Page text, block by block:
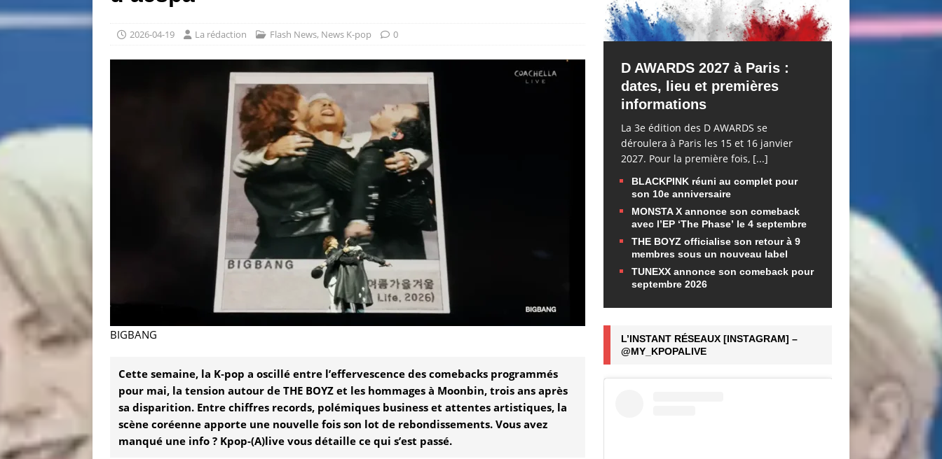
2026-04-19 La rédaction Flash News, News K-pop 0
BIGBANG
Cette semaine, la K‑pop a oscillé entre l’effervescence des comebacks programmés
pour mai, la tension autour de THE BOYZ et les hommages à Moonbin, trois ans après
sa disparition. Entre chiffres records, polémiques business et attentes artistiques, la
scène coréenne apporte une nouvelle fois son lot de rebondissements. Vous avez
manqué une info ? Kpop-(A)live vous détaille ce qui s’est passé.
D AWARDS 2027 à Paris :
dates, lieu et premières
informations
La 3e édition des D AWARDS se
déroulera à Paris les 15 et 16 janvier
2027. Pour la première fois, [...]
BLACKPINK réuni au complet pour
son 10e anniversaire
MONSTA X annonce son comeback
avec l’EP ‘The Phase’ le 4 septembre
THE BOYZ officialise son retour à 9
membres sous un nouveau label
TUNEXX annonce son comeback pour
septembre 2026
L’INSTANT RÉSEAUX [INSTAGRAM] –
@MY_KPOPALIVE